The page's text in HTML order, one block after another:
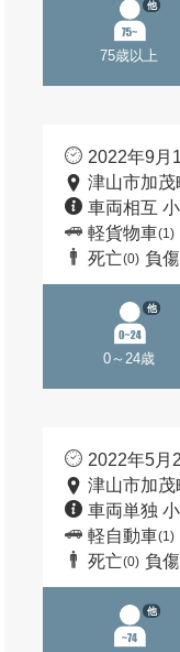
75歳以上
他
2022年9月
津山市加茂
車両相互
軽貨物車(1)
死亡(0) 負傷
0～24歳
他
2022年5月
津山市加
車両単独
軽自動車(1)
死亡(0) 負傷
他